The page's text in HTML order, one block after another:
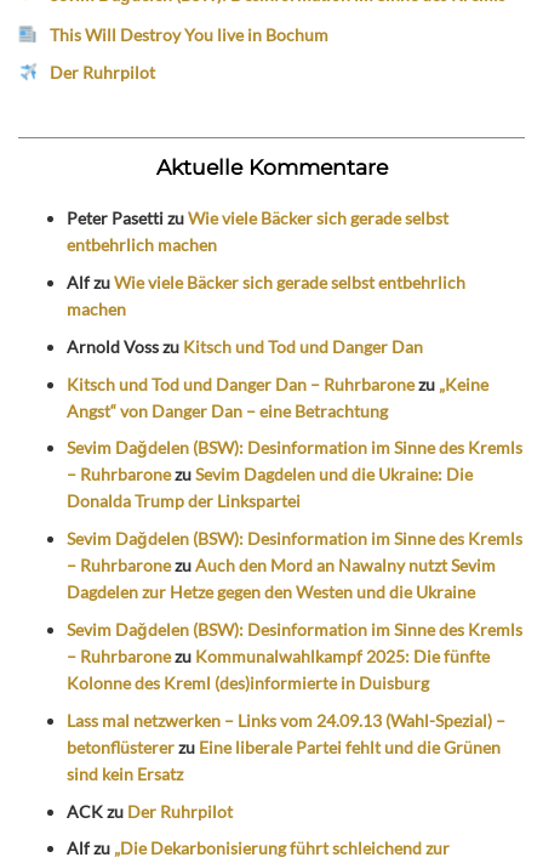
This Will Destroy You live in Bochum
Der Ruhrpilot
Aktuelle Kommentare
Peter PasettizuWie viele Bäcker sich gerade selbst
entbehrlich machen
AlfzuWie viele Bäcker sich gerade selbst entbehrlich
machen
Arnold Vosszu Kitsch und Tod und Danger Dan
Kitsch und Tod und Danger Dan – Ruhrbaronezu „Keine
Angst“ von Danger Dan – eine Betrachtung
Sevim Dağdelen (BSW): Desinformation im Sinne des Kremls
– RuhrbaronezuSevim Dagdelen und die Ukraine: Die
Donalda Trump der Linkspartei
Sevim Dağdelen (BSW): Desinformation im Sinne des Kremls
– RuhrbaronezuAuch den Mord an Nawalny nutzt Sevim
Dagdelen zur Hetze gegen den Westen und die Ukraine
Sevim Dağdelen (BSW): Desinformation im Sinne des Kremls
– Ruhrbaronezu Kommunalwahlkampf 2025: Die fünfte
Kolonne des Kreml (des)informierte in Duisburg
Lass mal netzwerken – Links vom 24.09.13 (Wahl-Spezial) –
betonflüstererzu Eine liberale Partei fehlt und die Grünen
sind kein Ersatz
ACKzu Der Ruhrpilot
Alfzu „Die Dekarbonisierung führt schleichend zur